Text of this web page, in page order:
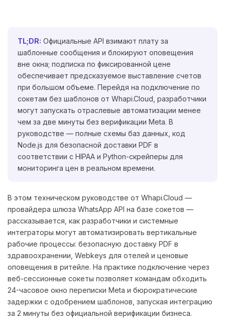
TL;DR: Официальные API взимают плату за
шаблонные сообщения и блокируют оповещения
вне окна; подписка по фиксированной цене
обеспечивает предсказуемое выставление счетов
при большом объеме. Перейдя на подключение по
сокетам без шаблонов от Whapi.Cloud, разработчики
могут запускать отраслевые автоматизации менее
чем за две минуты без верификации Meta. В
руководстве — полные схемы баз данных, код
Node.js для безопасной доставки PDF в
соответствии с HIPAA и Python-скрейперы для
мониторинга цен в реальном времени.
В этом техническом руководстве от Whapi.Cloud —
провайдера шлюза WhatsApp API на базе сокетов —
рассказывается, как разработчики и системные
интеграторы могут автоматизировать вертикальные
рабочие процессы: безопасную доставку PDF в
здравоохранении, Webkeys для отелей и ценовые
оповещения в ритейле. На практике подключение через
веб-сессионные сокеты позволяет командам обходить
24-часовое окно переписки Meta и бюрократические
задержки с одобрением шаблонов, запуская интеграцию
за 2 минуты без официальной верификации бизнеса.